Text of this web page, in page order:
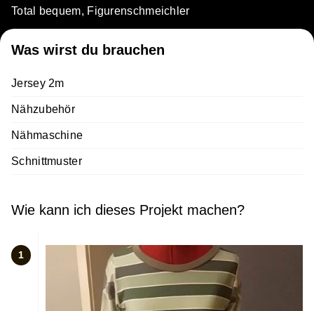
Total bequem, Figurenschmeichler
Was wirst du brauchen
Jersey 2m
Nähzubehör
Nähmaschine
Schnittmuster
Wie kann ich dieses Projekt machen?
1